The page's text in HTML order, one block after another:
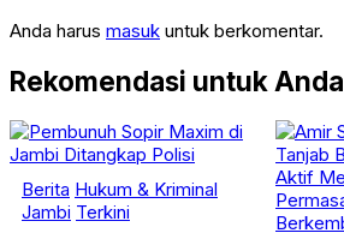
Anda harus masuk untuk berkomentar.
Rekomendasi untuk Anda
Berita Hukum & Kriminal
Jambi Terkini